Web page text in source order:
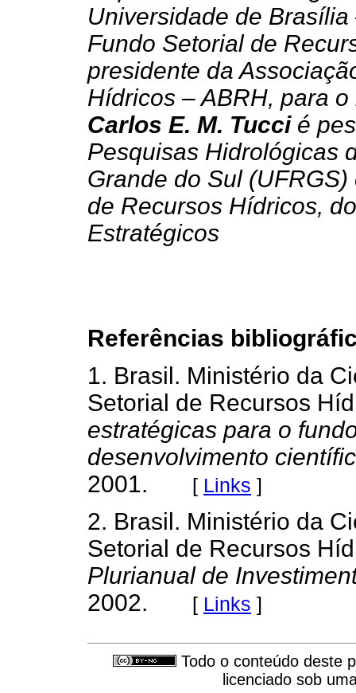
Universidade de
Fundo Setorial de
presidente da
Hídricos – ABRH, para
Carlos E. M. Tucci é
Pesquisas Hidrológicas
Grande do Sul
de Recursos Hídricos,
Estratégicos
Referências
1. Brasil. Ministério da
Setorial de Recursos
estratégicas para o
desenvolvimento
2001. [ Links ]
2. Brasil. Ministério da
Setorial de Recursos
Plurianual de
2002. [ Links ]
Todo o conteúdo deste
licenciado sob